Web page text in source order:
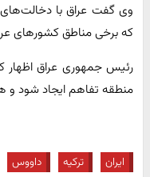
وی گفت عراق با
که برخی مناطق کشورهای
رئیس جمهوری عراق اظهار
منطقه تفاهم ایجاد شود و
ایران ترکیه داووس